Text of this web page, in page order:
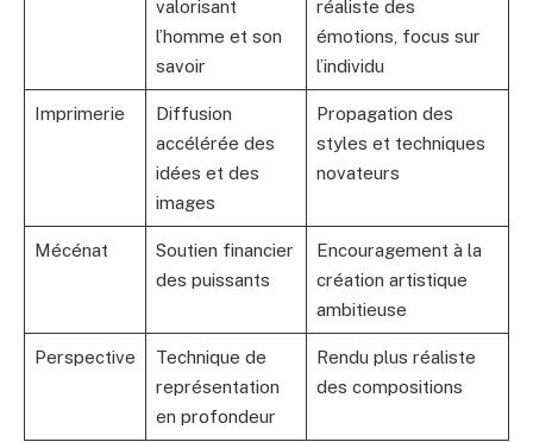
valorisant
l’homme et son
savoir
réaliste des
émotions, focus sur
l’individu
Imprimerie
Diffusion
accélérée des
idées et des
images
Propagation des
styles et techniques
novateurs
Mécénat
Soutien financier
des puissants
Encouragement à la
création artistique
ambitieuse
Perspective
Technique de
représentation
en profondeur
Rendu plus réaliste
des compositions